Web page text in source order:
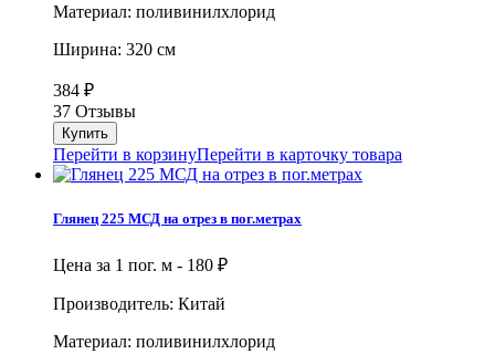
Материал: поливинилхлорид
Ширина: 320 см
384 ₽
37 Отзывы
Перейти в корзинуПерейти в карточку товара
Глянец 225 МСД на отрез в пог.метрах
Цена за 1 пог. м - 180 ₽
Производитель: Китай
Материал: поливинилхлорид